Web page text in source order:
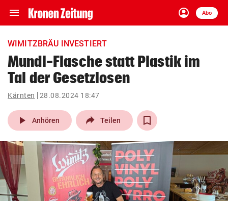
menu Navigation
ein-/ausklappen
account_circle
Anmelden
Abo
close Schließen
account_circle Anmelden
pin_drop
Wien arrow_right
bookmark
search
Suchbegriff
eingeben
WIMITZBRÄU INVESTIERT
Mundl-Flasche statt Plastik im
Tal der Gesetzlosen
Kärnten 28.08.2024 18:47
play_arrow Anhören Teilen